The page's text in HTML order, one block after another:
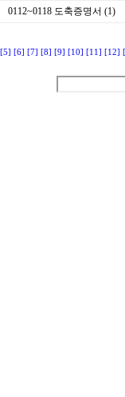
0112~0118 도축증명서 (1)
[5] [6] [7] [8] [9] [10] [11] [12]